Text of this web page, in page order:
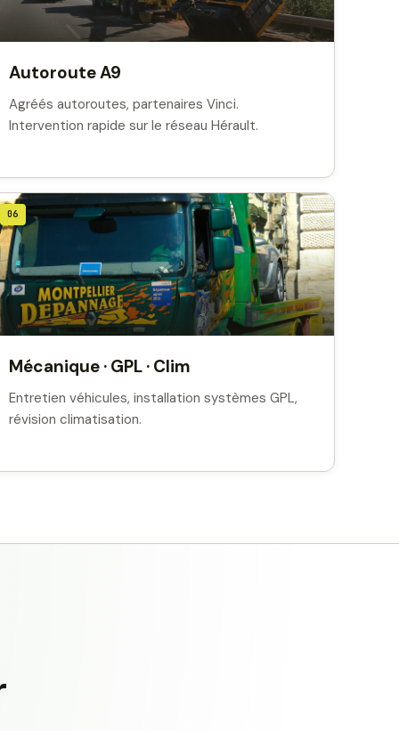
Autoroute A9
Agréés autoroutes, partenaires Vinci.
Intervention rapide sur le réseau Hérault.
06
Mécanique · GPL · Clim
Entretien véhicules, installation systèmes GPL,
révision climatisation.